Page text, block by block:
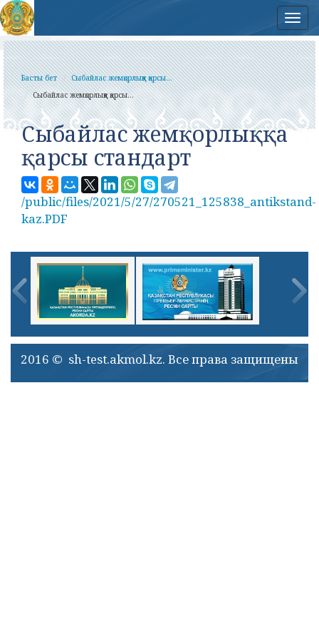
Басты бет
Сыбайлас жемқорлыққа қарсы...
Сыбайлас жемқорлыққа қарсы...
Сыбайлас жемқорлыққа
қарсы стандарт
/public/files/2021/5/27/270521_125838_antikstand-
kaz.PDF
2016 © sh-test.akmol.kz. Все права защищены